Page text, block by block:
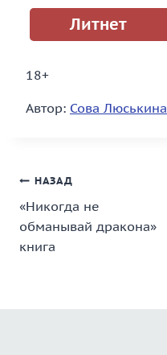
Литнет
18+
Автор: Сова Люськина
Навигация
по
записям
НАЗАД
«Никогда не
обманывай дракона»
книга